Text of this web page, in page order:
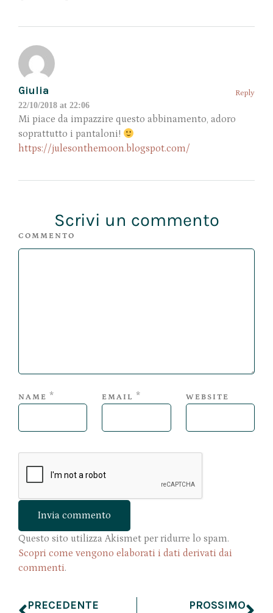
Giulia
22/10/2018 at 22:06
Reply
Mi piace da impazzire questo abbinamento, adoro
soprattutto i pantaloni!
https://julesonthemoon.blogspot.com/
Scrivi un commento
COMMENTO
NAME * EMAIL * WEBSITE
Questo sito utilizza Akismet per ridurre lo spam.
Scopri come vengono elaborati i dati derivati dai
commenti.
PRECEDENTE PROSSIMO